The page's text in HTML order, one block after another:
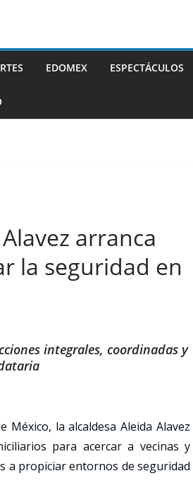
EDOMEX ESPECTÁCULOS
arranca
la seguridad en
integrales, coordinadas y
la alcaldesa Aleida Alavez
para acercar a vecinas y
a propiciar entornos de seguridad